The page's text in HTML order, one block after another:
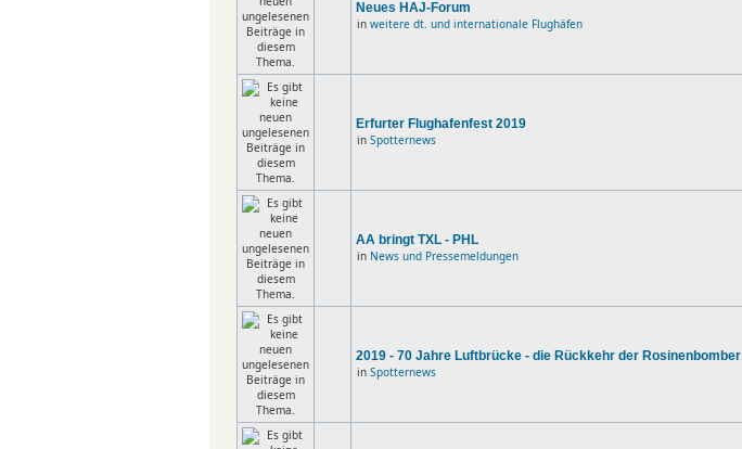
Neues HAJ-Forum
in weitere dt. und internationale Flughäfen
Erfurter Flughafenfest 2019
in Spotternews
AA bringt TXL - PHL
in News und Pressemeldungen
2019 - 70 Jahre Luftbrücke - die Rückkehr der Rosinenbomber
in Spotternews